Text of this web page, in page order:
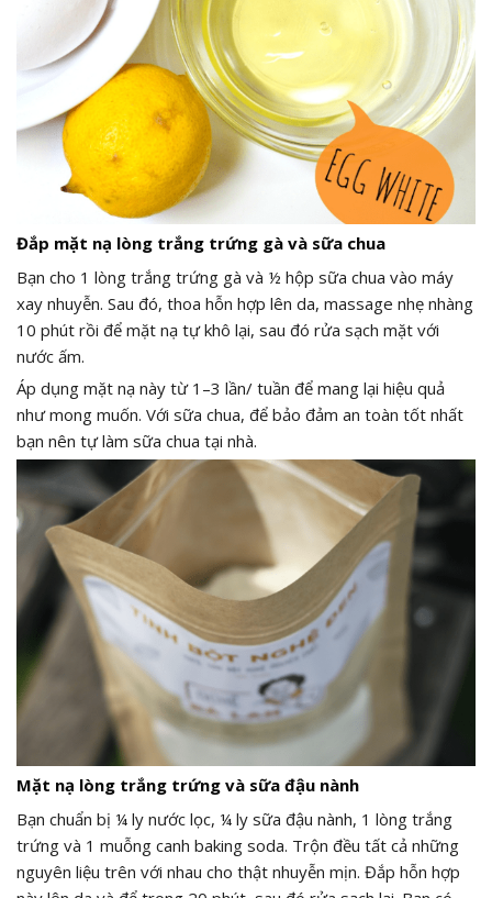
Đắp mặt nạ lòng trắng trứng gà và sữa chua
Bạn cho 1 lòng trắng trứng gà và ½ hộp sữa chua vào máy
xay nhuyễn. Sau đó, thoa hỗn hợp lên da, massage nhẹ nhàng
10 phút rồi để mặt nạ tự khô lại, sau đó rửa sạch mặt với
nước ấm.
Áp dụng mặt nạ này từ 1–3 lần/ tuần để mang lại hiệu quả
như mong muốn. Với sữa chua, để bảo đảm an toàn tốt nhất
bạn nên tự làm sữa chua tại nhà.
Mặt nạ lòng trắng trứng và sữa đậu nành
Bạn chuẩn bị ¼ ly nước lọc, ¼ ly sữa đậu nành, 1 lòng trắng
trứng và 1 muỗng canh baking soda. Trộn đều tất cả những
nguyên liệu trên với nhau cho thật nhuyễn mịn. Đắp hỗn hợp